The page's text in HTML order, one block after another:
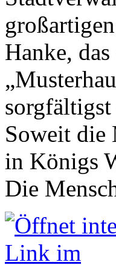
Hanke,
sorgfältigst
Soweit die
in Königs
Die